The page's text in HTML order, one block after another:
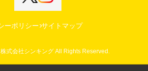
ーポリシー サイトマップ
式会社シンキング All Rights Reserved.